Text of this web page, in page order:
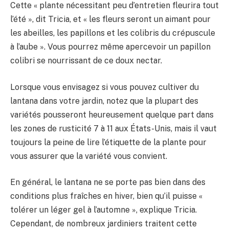
Cette « plante nécessitant peu d’entretien fleurira tout
l’été », dit Tricia, et « les fleurs seront un aimant pour
les abeilles, les papillons et les colibris du crépuscule
à l’aube ». Vous pourrez même apercevoir un papillon
colibri se nourrissant de ce doux nectar.
Lorsque vous envisagez si vous pouvez cultiver du
lantana dans votre jardin, notez que la plupart des
variétés pousseront heureusement quelque part dans
les zones de rusticité 7 à 11 aux États-Unis, mais il vaut
toujours la peine de lire l’étiquette de la plante pour
vous assurer que la variété vous convient.
En général, le lantana ne se porte pas bien dans des
conditions plus fraîches en hiver, bien qu’il puisse «
tolérer un léger gel à l’automne », explique Tricia.
Cependant, de nombreux jardiniers traitent cette